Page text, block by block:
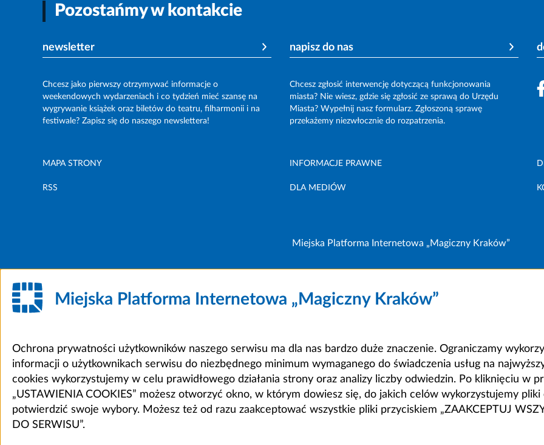
Pozostańmy w kontakcie
newsletter
Chcesz jako pierwszy otrzymywać informacje o
weekendowych wydarzeniach i co tydzień mieć szansę na
wygrywanie książek oraz biletów do teatru, filharmonii i na
festiwale? Zapisz się do naszego newslettera!
napisz do nas
Chcesz zgłosić interwencję dotyczącą funkcjonowania
miasta? Nie wiesz, gdzie się zgłosić ze sprawą do Urzędu
Miasta? Wypełnij nasz formularz. Zgłoszoną sprawę
przekażemy niezwłocznie do rozpatrzenia.
MAPA STRONY INFORMACJE PRAWNE
RSS DLA MEDIÓW
Miejska Platforma Internetowa „Magiczny Kraków”
Miejska Platforma Internetowa „Magiczny Kraków”
Ochrona prywatności użytkowników naszego serwisu ma dla nas bardzo duże znaczenie. Ograniczamy
informacji o użytkownikach serwisu do niezbędnego minimum wymaganego do świadczenia usług na
cookies wykorzystujemy w celu prawidłowego działania strony oraz analizy liczby odwiedzin. Po kliknięciu w
„USTAWIENIA COOKIES” możesz otworzyć okno, w którym dowiesz się, do jakich celów wykorzystujemy pliki
potwierdzić swoje wybory. Możesz też od razu zaakceptować wszystkie pliki przyciskiem „ZAAKCEPTUJ
DO SERWISU”.